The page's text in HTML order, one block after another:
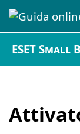
ESET Small